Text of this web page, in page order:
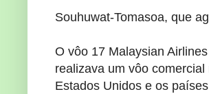
Souhuwat-Tomasoa, que
O vôo 17 Malaysian Airlines
realizava um vôo comercial
Estados Unidos e os